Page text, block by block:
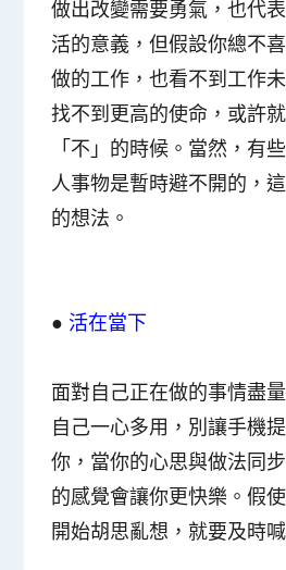
做出改變需要勇氣，也代
活的意義，但假設你總不
做的工作，也看不到工作
找不到更高的使命，或許
「不」的時候。當然，有
人事物是暫時避不開的，
的想法。
● 活在當下
面對自己正在做的事情盡
自己一心多用 ，別讓手機
你，當你的心思與做法同
的感覺會讓你更快樂。假
開始胡思亂想，就要及時喊